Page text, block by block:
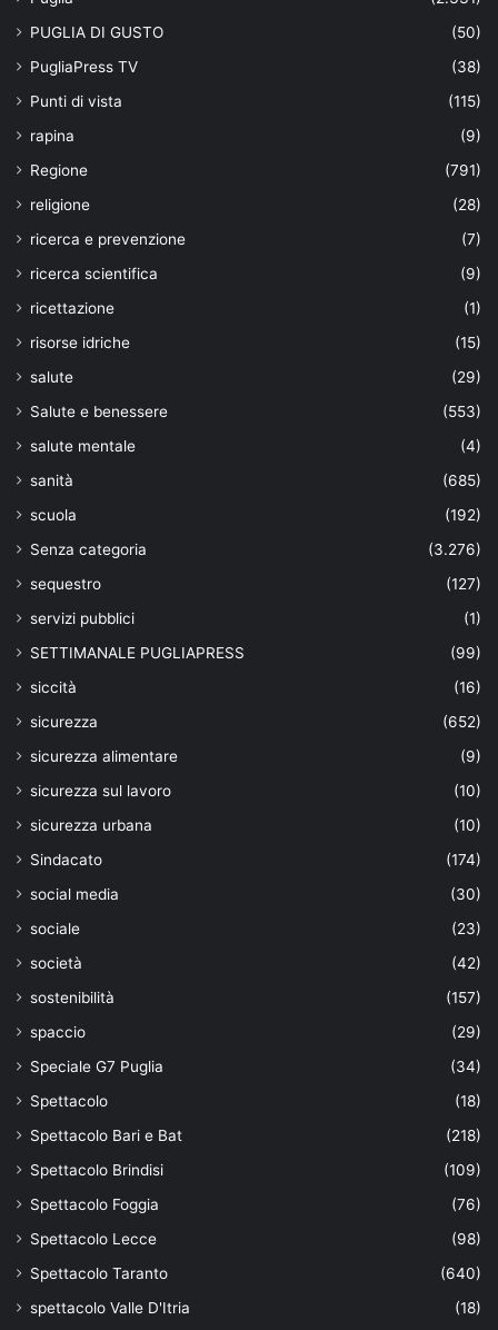
PUGLIA DI GUSTO
(50)
PugliaPress TV
(38)
Punti di vista
(115)
rapina
(9)
Regione
(791)
religione
(28)
ricerca e prevenzione
(7)
ricerca scientifica
(9)
ricettazione
(1)
risorse idriche
(15)
salute
(29)
Salute e benessere
(553)
salute mentale
(4)
sanità
(685)
scuola
(192)
Senza categoria
(3.276)
sequestro
(127)
servizi pubblici
(1)
SETTIMANALE PUGLIAPRESS
(99)
siccità
(16)
sicurezza
(652)
sicurezza alimentare
(9)
sicurezza sul lavoro
(10)
sicurezza urbana
(10)
Sindacato
(174)
social media
(30)
sociale
(23)
società
(42)
sostenibilità
(157)
spaccio
(29)
Speciale G7 Puglia
(34)
Spettacolo
(18)
Spettacolo Bari e Bat
(218)
Spettacolo Brindisi
(109)
Spettacolo Foggia
(76)
Spettacolo Lecce
(98)
Spettacolo Taranto
(640)
spettacolo Valle D'Itria
(18)